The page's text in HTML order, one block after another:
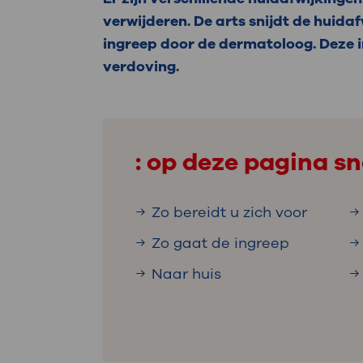
Uw
Uw
Werken
steeds verder uit, zodat u zelf meer
we u sneller helpen.
Direct naar MijnOLVG
verwijderen. De arts snijdt de
ingreep door de dermatoloog.
verdoving.
: op deze pagina
Zo bereidt u zich voor
Zo gaat de ingreep
Naar huis